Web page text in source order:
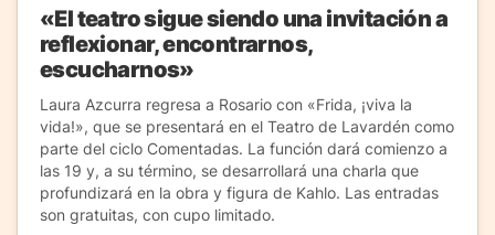
«El teatro sigue siendo una invitación a
reflexionar, encontrarnos,
escucharnos»
Laura Azcurra regresa a Rosario con «Frida, ¡viva la
vida!», que se presentará en el Teatro de Lavardén como
parte del ciclo Comentadas. La función dará comienzo a
las 19 y, a su término, se desarrollará una charla que
profundizará en la obra y figura de Kahlo. Las entradas
son gratuitas, con cupo limitado.